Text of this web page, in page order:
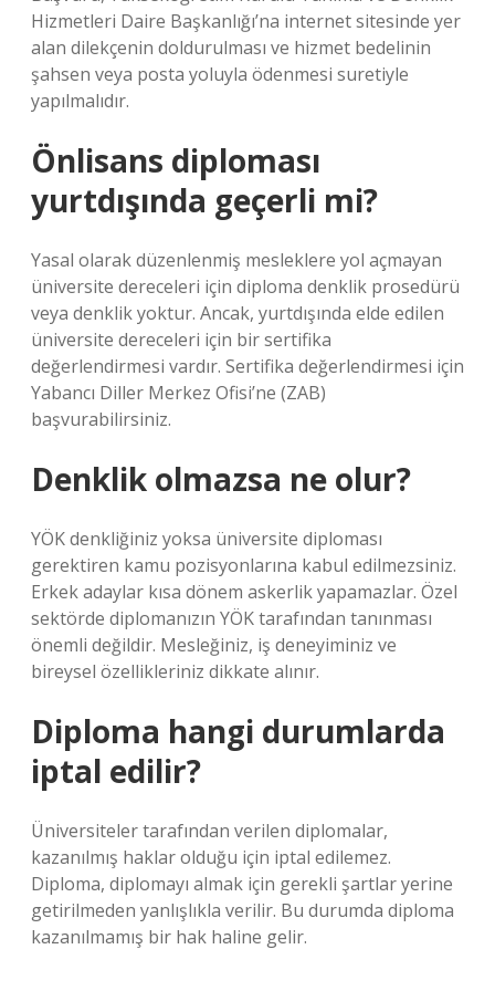
Hizmetleri Daire Başkanlığı’na internet sitesinde yer
alan dilekçenin doldurulması ve hizmet bedelinin
şahsen veya posta yoluyla ödenmesi suretiyle
yapılmalıdır.
Önlisans diploması
yurtdışında geçerli mi?
Yasal olarak düzenlenmiş mesleklere yol açmayan
üniversite dereceleri için diploma denklik prosedürü
veya denklik yoktur. Ancak, yurtdışında elde edilen
üniversite dereceleri için bir sertifika
değerlendirmesi vardır. Sertifika değerlendirmesi için
Yabancı Diller Merkez Ofisi’ne (ZAB)
başvurabilirsiniz.
Denklik olmazsa ne olur?
YÖK denkliğiniz yoksa üniversite diploması
gerektiren kamu pozisyonlarına kabul edilmezsiniz.
Erkek adaylar kısa dönem askerlik yapamazlar. Özel
sektörde diplomanızın YÖK tarafından tanınması
önemli değildir. Mesleğiniz, iş deneyiminiz ve
bireysel özellikleriniz dikkate alınır.
Diploma hangi durumlarda
iptal edilir?
Üniversiteler tarafından verilen diplomalar,
kazanılmış haklar olduğu için iptal edilemez.
Diploma, diplomayı almak için gerekli şartlar yerine
getirilmeden yanlışlıkla verilir. Bu durumda diploma
kazanılmamış bir hak haline gelir.